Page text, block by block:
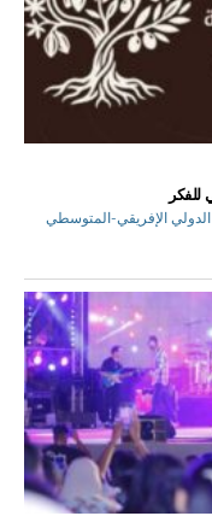
للفكر
الدولي الإفريقي-المتوسطي